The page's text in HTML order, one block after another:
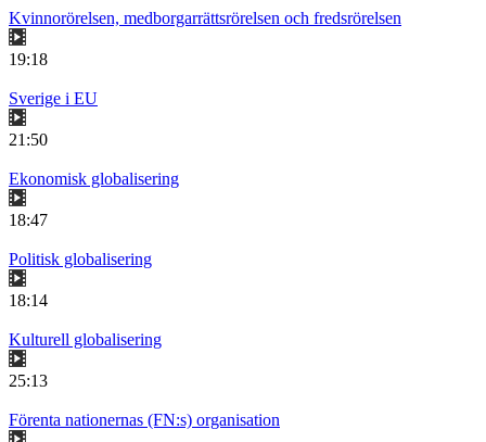
Kvinnorörelsen, medborgarrättsrörelsen och fredsrörelsen
19:18
Sverige i EU
21:50
Ekonomisk globalisering
18:47
Politisk globalisering
18:14
Kulturell globalisering
25:13
Förenta nationernas (FN:s) organisation